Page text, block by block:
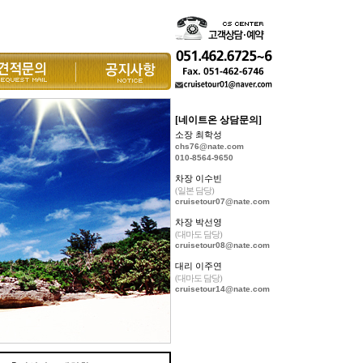
[네이트온 상담문의]
소장 최학성
chs76@nate.com
010-8564-9650
차장 이수빈
(일본 담당)
cruisetour07@nate.com
차장 박선영
(대마도 담당)
cruisetour08@nate.com
대리 이주연
(대마도 담당)
cruisetour14@nate.com